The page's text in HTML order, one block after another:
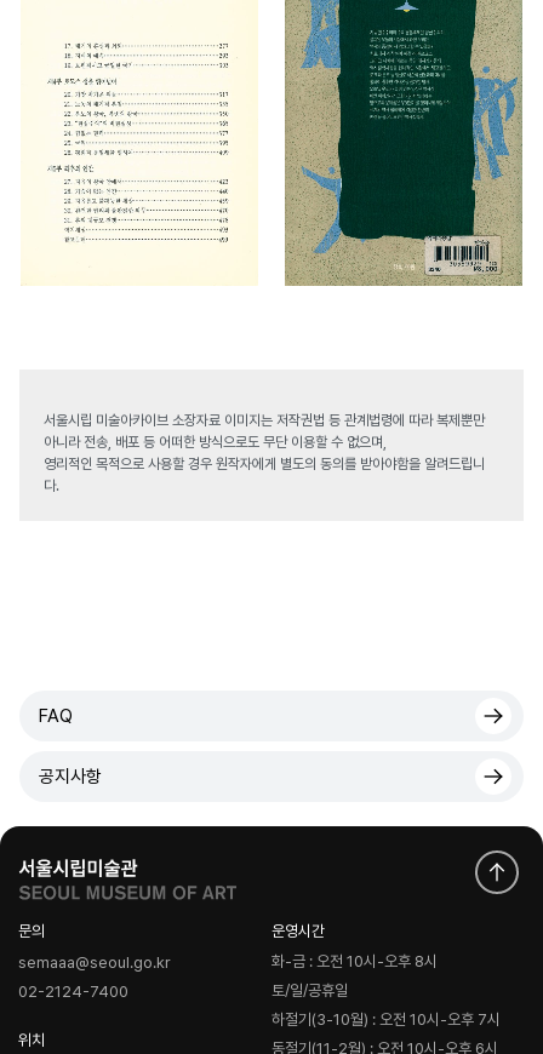
서울시립 미술아카이브 소장자료 이미지는 저작권법 등 관계법령에 따라 복제뿐만
아니라 전송, 배포 등 어떠한 방식으로도 무단 이용할 수 없으며,
영리적인 목적으로 사용할 경우 원작자에게 별도의 동의를 받아야함을 알려드립니
다.
FAQ
공지사항
문의
semaaa@seoul.go.kr
02-2124-7400
위치
운영시간
화-금 : 오전 10시-오후 8시
토/일/공휴일
하절기(3-10월) : 오전 10시-오후 7시
동절기(11-2월) : 오전 10시-오후 6시